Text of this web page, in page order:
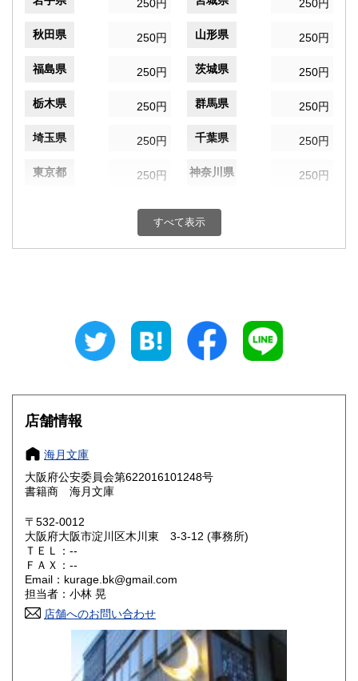
250円 250円
秋田県 250円 山形県 250円
福島県 250円 茨城県 250円
栃木県 250円 群馬県 250円
埼玉県 250円 千葉県 250円
東京都 250円 神奈川県 250円
250円 富山県
250円 三重県
大阪府
奈良県
鳥取県 250円 島根県
岡山県
山口県
香川県
高知県 250円
250円 長崎県
すべて表示
店舗情報
海月文庫
大阪府公安委員会第622016101248号
書籍商 海月文庫
〒532-0012
大阪府大阪市淀川区木川東 3-3-12 (事務所)
ＴＥＬ：--
ＦＡＸ：--
Email：kurage.bk@gmail.com
担当者：小林 晃
店舗へのお問い合わせ